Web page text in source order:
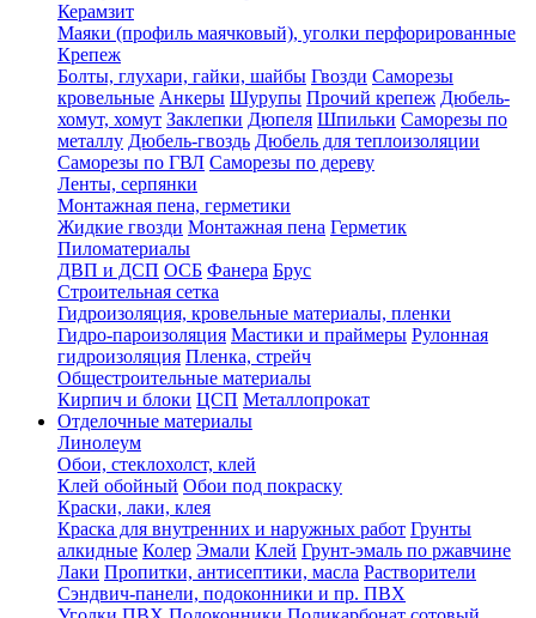
Керамзит
Маяки (профиль маячковый), уголки перфорированные
Крепеж
Болты, глухари, гайки, шайбы Гвозди Саморезы
кровельные Анкеры Шурупы Прочий крепеж Дюбель-
хомут, хомут Заклепки Дюпеля Шпильки Саморезы по
металлу Дюбель-гвоздь Дюбель для теплоизоляции
Саморезы по ГВЛ Саморезы по дереву
Ленты, серпянки
Монтажная пена, герметики
Жидкие гвозди Монтажная пена Герметик
Пиломатериалы
ДВП и ДСП ОСБ Фанера Брус
Строительная сетка
Гидроизоляция, кровельные материалы, пленки
Гидро-пароизоляция Мастики и праймеры Рулонная
гидроизоляция Пленка, стрейч
Общестроительные материалы
Кирпич и блоки ЦСП Металлопрокат
Отделочные материалы
Линолеум
Обои, стеклохолст, клей
Клей обойный Обои под покраску
Краски, лаки, клея
Краска для внутренних и наружных работ Грунты
алкидные Колер Эмали Клей Грунт-эмаль по ржавчине
Лаки Пропитки, антисептики, масла Растворители
Сэндвич-панели, подоконники и пр. ПВХ